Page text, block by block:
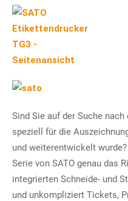
Sind Sie auf der Suche
speziell für die
und weiterentwickelt
Serie von SATO genau das
integrierten Schneide- und
und unkompliziert Tickets,